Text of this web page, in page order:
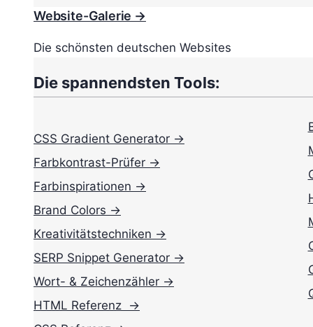
Website-Galerie →
Die schönsten deutschen Websites
Die spannendsten Tools:
CSS Gradient Generator →
Farbkontrast-Prüfer →
Farbinspirationen →
Brand Colors →
Kreativitätstechniken →
SERP Snippet Generator →
Wort- & Zeichenzähler →
HTML Referenz →